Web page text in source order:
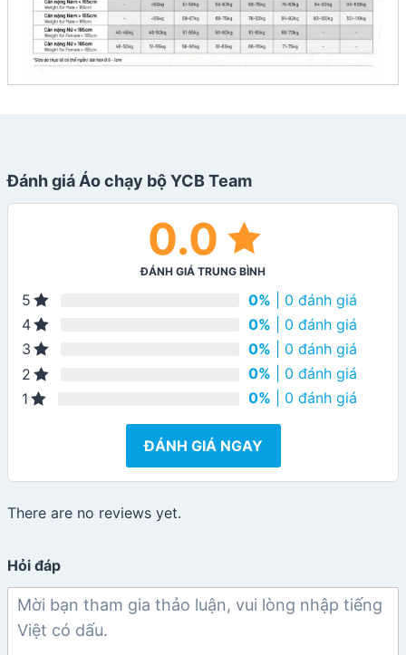
Đánh giá Áo chạy bộ YCB Team
0.0
ĐÁNH GIÁ TRUNG BÌNH
5 0% | 0 đánh giá
4
0% | 0 đánh giá
3
0% | 0 đánh giá
2
0% | 0 đánh giá
1
0% | 0 đánh giá
ĐÁNH GIÁ NGAY
There are no reviews yet.
Hỏi đáp